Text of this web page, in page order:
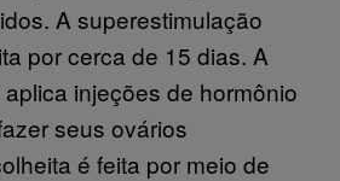
A superestimulação
por cerca de 15 dias. A
injeções de hormônio
seus ovários
é feita por meio de